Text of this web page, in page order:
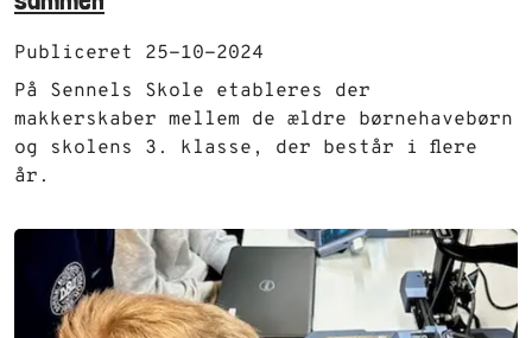
Publiceret 25-10-2024
På Sennels Skole etableres der
makkerskaber mellem de ældre børnehavebørn
og skolens 3. klasse, der består i flere
år.